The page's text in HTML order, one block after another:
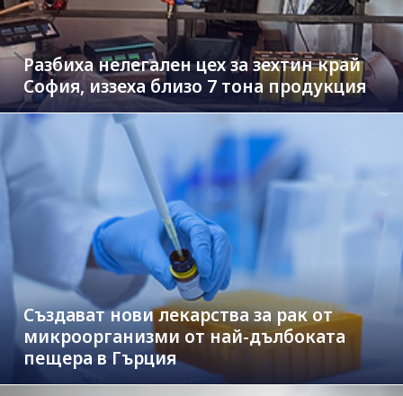
Разбиха нелегален цех за зехтин край
София, иззеха близо 7 тона продукция
Създават нови лекарства за рак от
микроорганизми от най-дълбоката
пещера в Гърция